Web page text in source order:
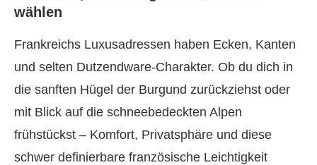
wählen
Frankreichs Luxusadressen haben Ecken, Kanten
und selten Dutzendware-Charakter. Ob du dich in
die sanften Hügel der Burgund zurückziehst oder
mit Blick auf die schneebedeckten Alpen
frühstückst – Komfort, Privatsphäre und diese
schwer definierbare französische Leichtigkeit